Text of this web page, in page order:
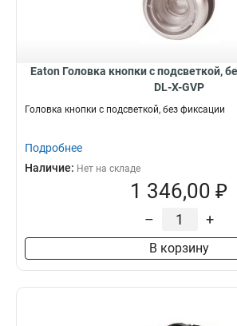
Eaton Головка кнопки с подсветкой,
DL-X-GVP
Головка кнопки с подсветкой, без фиксации
Подробнее
Наличие: Нет на складе
1 346,00 ₽
– +
В корзину